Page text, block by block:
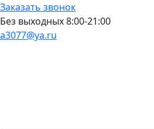
Заказать звонок
Без выходных 8:00-21:00
a3077@ya.ru